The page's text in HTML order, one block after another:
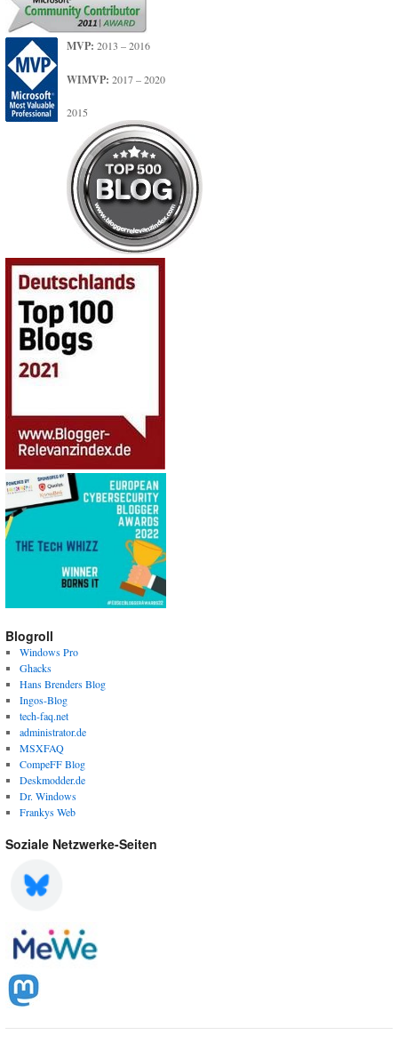
MVP: 2013 – 2016
WIMVP: 2017 – 2020
2015
Blogroll
Windows Pro
Ghacks
Hans Brenders Blog
Ingos-Blog
tech-faq.net
administrator.de
MSXFAQ
CompeFF Blog
Deskmodder.de
Dr. Windows
Frankys Web
Soziale Netzwerke-Seiten